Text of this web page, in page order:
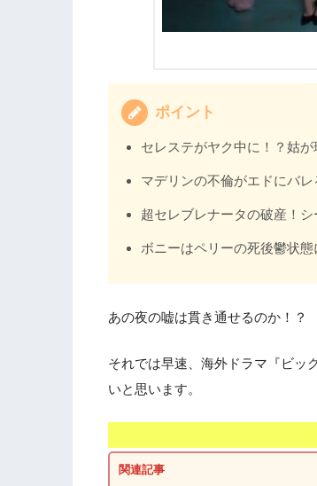
ポイント
セレステがヤク中に！？姑
マデリンの不倫がエドにバレ
超セレブレナータの破産！シ
ボニーはペリーの死後鬱状
あの夜の嘘は貫き通せるのか！？
それでは早速、海外ドラマ『ビッ
いと思います。
関連記事